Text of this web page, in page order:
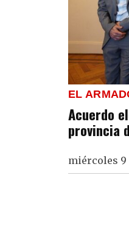
EL
Acuerdo
provincia
miércoles 9